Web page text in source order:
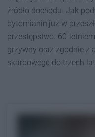
źródło dochodu. Jak
bytomianin już w
przestępstwo. 60-
grzywny oraz zgodnie z
skarbowego do trzech